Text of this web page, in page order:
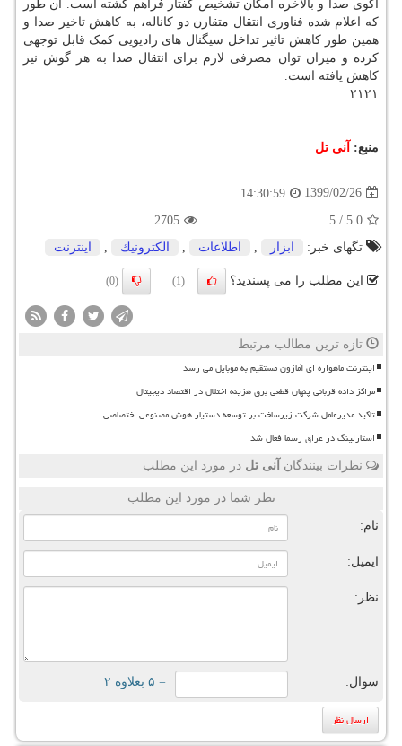
اکوی صدا و بالاخره امکان تشخیص گفتار فراهم گشته است. آن طور
که اعلام شده فناوری انتقال متقارن دو کاناله، به کاهش تاخیر صدا و
همین طور کاهش تاثیر تداخل سیگنال های رادیویی کمک قابل توجهی
کرده و میزان توان مصرفی لازم برای انتقال صدا به هر گوش نیز
کاهش یافته است.
۲۱۲۱
منبع: آنی تل
1399/02/26
14:30:59
5.0
/
5
2705
تگهای خبر:
ابزار اطلاعات الكترونیك اینترنت
این مطلب را می پسندید؟ (1)
(0)
تازه ترین مطالب مرتبط
اینترنت ماهواره ای آمازون مستقیم به موبایل می رسد
مراکز داده قربانی پنهان قطعی برق هزینه اختلال در اقتصاد دیجیتال
تاکید مدیرعامل شرکت زیرساخت بر توسعه دستیار هوش مصنوعی اختصاصی
استارلینک در عراق رسما فعال شد
نظرات بینندگان آنی تل در مورد این مطلب
نظر شما در مورد این مطلب
نام:
ایمیل:
نظر:
سوال: = ۵ بعلاوه ۲